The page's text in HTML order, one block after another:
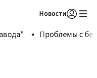
Новости
Проблемы с